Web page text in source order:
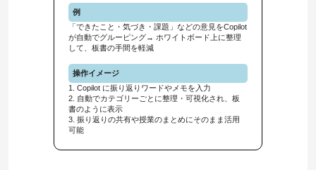
例
「できたこと・気づき・課題」などの意見をCopilot
が自動でグルーピング→ ホワイトボード上に整理
して、板書の手間を軽減
操作イメージ
1. Copilot に振り返りワードやメモを入力
2. 自動でカテゴリーごとに整理・可視化され、板
書のように表示
3. 振り返りの共有や授業のまとめにそのまま活用
可能